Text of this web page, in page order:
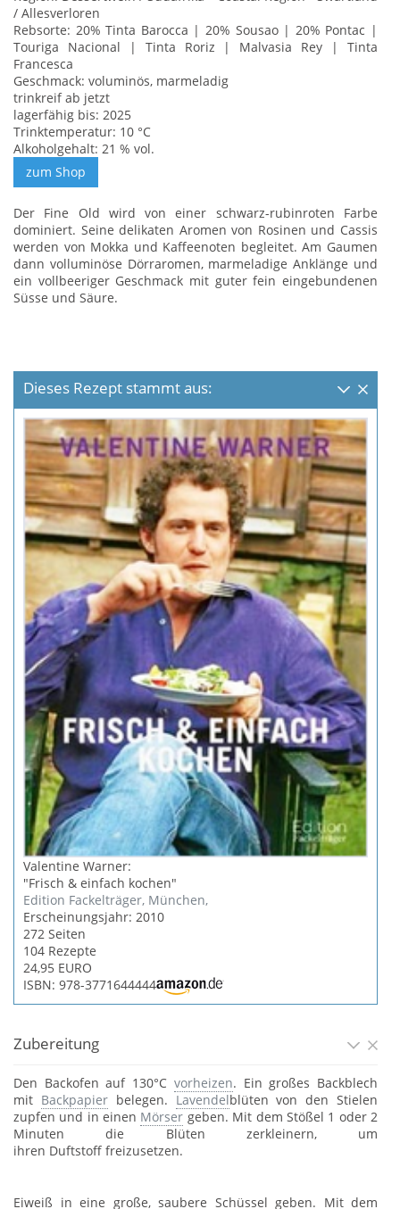
/ Allesverloren
Rebsorte: 20% Tinta Barocca | 20% Sousao | 20% Pontac |
Touriga Nacional | Tinta Roriz | Malvasia Rey | Tinta
Francesca
Geschmack: voluminös, marmeladig
trinkreif ab jetzt
lagerfähig bis: 2025
Trinktemperatur: 10 °C
Alkoholgehalt: 21 % vol.
Der Fine Old wird von einer schwarz-rubinroten Farbe
dominiert. Seine delikaten Aromen von Rosinen und Cassis
werden von Mokka und Kaffeenoten begleitet. Am Gaumen
dann volluminöse Dörraromen, marmeladige Anklänge und
ein vollbeeriger Geschmack mit guter fein eingebundenen
Süsse und Säure.
Dieses Rezept stammt aus:
Valentine Warner:
"Frisch & einfach kochen"
Edition Fackelträger, München,
Erscheinungsjahr: 2010
272 Seiten
104 Rezepte
24,95 EURO
ISBN: 978-3771644444
Zubereitung
Den Backofen auf 130°C vorheizen. Ein großes Backblech
mit Backpapierbelegen. Lavendelblüten von den Stielen
zupfen und in einen Mörser geben. Mit dem Stößel 1 oder 2
Minuten die Blüten zerkleinern, um
ihren Duftstoff freizusetzen.
Eiweiß in eine große, saubere Schüssel geben. Mit dem